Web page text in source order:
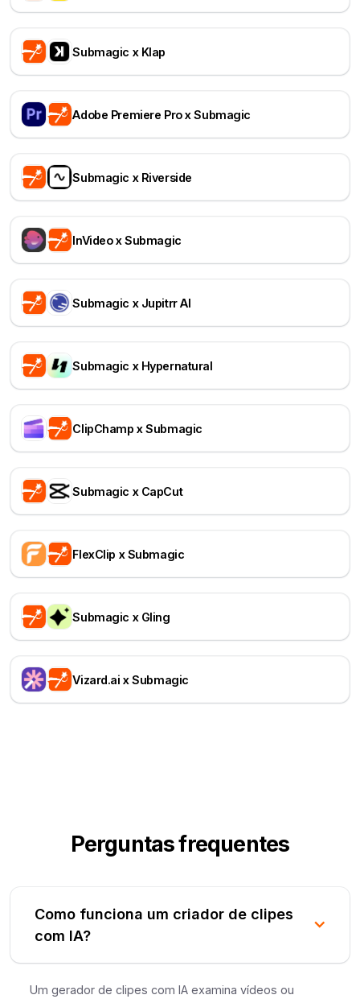
Submagic x Klap
Adobe Premiere Pro x Submagic
Submagic x Riverside
InVideo x Submagic
Submagic x Jupitrr AI
Submagic x Hypernatural
ClipChamp x Submagic
Submagic x CapCut
FlexClip x Submagic
Submagic x Gling
Vizard.ai x Submagic
Perguntas frequentes
Como funciona um criador de clipes
com IA?
Um gerador de clipes com IA examina vídeos ou